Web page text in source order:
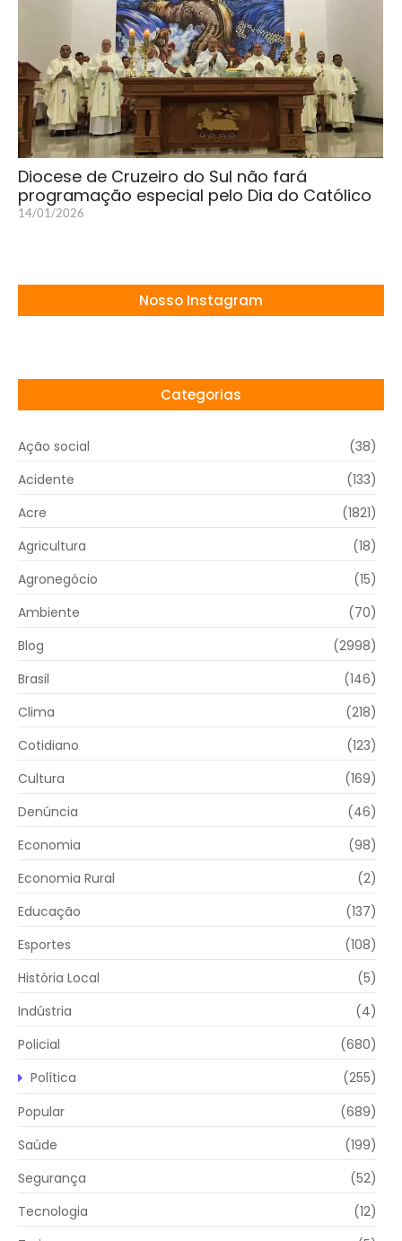
Diocese de Cruzeiro do Sul não fará
programação especial pelo Dia do Católico
14/01/2026
Nosso Instagram
Categorias
Ação social
(38)
Acidente
(133)
Acre
(1821)
Agricultura
(18)
Agronegócio
(15)
Ambiente
(70)
Blog
(2998)
Brasil
(146)
Clima
(218)
Cotidiano
(123)
Cultura
(169)
Denúncia
(46)
Economia
(98)
Economia Rural
(2)
Educação
(137)
Esportes
(108)
História Local
(5)
Indústria
(4)
Policial
(680)
Política
(255)
Popular
(689)
Saúde
(199)
Segurança
(52)
Tecnologia
(12)